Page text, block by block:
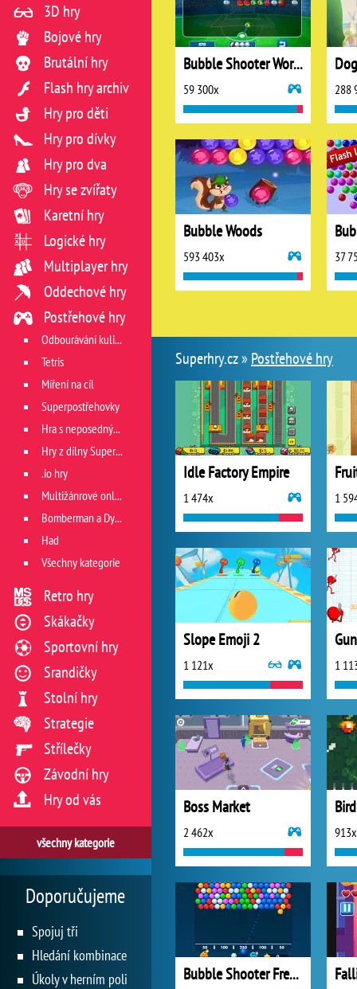
Bubble Shooter World Cup
59 300x 288
Bubble Woods
593 403x 37
Superhry.cz » Postřehové hry
Idle Factory Empire
1 474x 1
Slope Emoji 2
1 121x 1
Boss Market
2 462x 913x
Bubble Shooter Free 3
3D hry
Bojové hry
Brutální hry
Flash hry archiv
Hry pro děti
Hry pro dívky
Hry pro dva
Hry se zvířaty
Karetní hry
Logické hry
Multiplayer hry
Oddechové hry
Postřehové hry
Odbourávání kuliček
Tetris
Míření na cíl
Superpostřehovky
Hra s neposedným míčkem
Hry z dílny Superhry.cz
.io hry
Multižánrové online hry
Bomberman a Dyna Blaster
Had
Všechny kategorie
Retro hry
Skákačky
Sportovní hry
Srandičky
Stolní hry
Strategie
Střílečky
Závodní hry
Hry od vás
všechny kategorie
Doporučujeme
Spojuj tři
Hledání kombinace
Úkoly v herním poli